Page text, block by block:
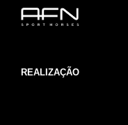
REALIZAÇÃO